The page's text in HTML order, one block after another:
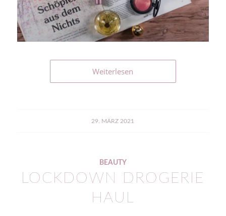
Weiterlesen
29. MÄRZ 2021
BEAUTY
LOCKDOWN DROGERIE
HAUL